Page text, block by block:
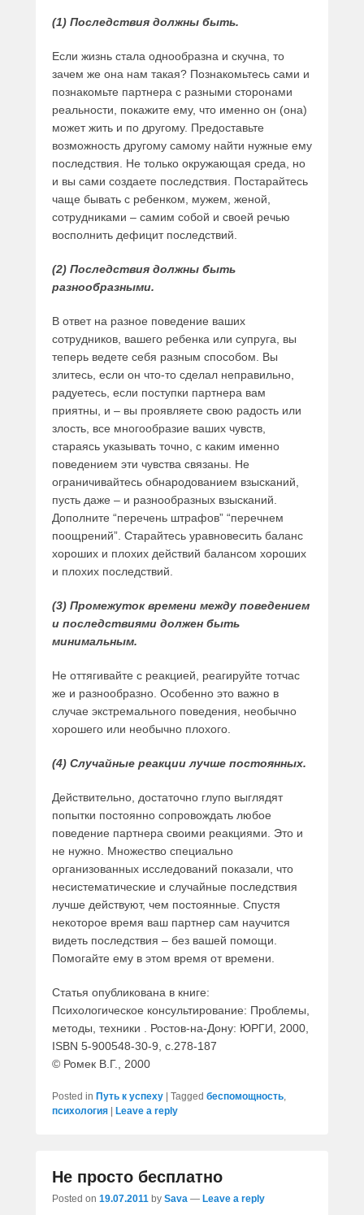
(1) Последствия должны быть.
Если жизнь стала однообразна и скучна, то
зачем же она нам такая? Познакомьтесь сами и
познакомьте партнера с разными сторонами
реальности, покажите ему, что именно он (она)
может жить и по другому. Предоставьте
возможность другому самому найти нужные ему
последствия. Не только окружающая среда, но
и вы сами создаете последствия. Постарайтесь
чаще бывать с ребенком, мужем, женой,
сотрудниками – самим собой и своей речью
восполнить дефицит последствий.
(2) Последствия должны быть
разнообразными.
В ответ на разное поведение ваших
сотрудников, вашего ребенка или супруга, вы
теперь ведете себя разным способом. Вы
злитесь, если он что-то сделал неправильно,
радуетесь, если поступки партнера вам
приятны, и – вы проявляете свою радость или
злость, все многообразие ваших чувств,
стараясь указывать точно, с каким именно
поведением эти чувства связаны. Не
ограничивайтесь обнародованием взысканий,
пусть даже – и разнообразных взысканий.
Дополните “перечень штрафов” “перечнем
поощрений”. Старайтесь уравновесить баланс
хороших и плохих действий балансом хороших
и плохих последствий.
(3) Промежуток времени между поведением
и последствиями должен быть
минимальным.
Не оттягивайте с реакцией, реагируйте тотчас
же и разнообразно. Особенно это важно в
случае экстремального поведения, необычно
хорошего или необычно плохого.
(4) Случайные реакции лучше постоянных.
Действительно, достаточно глупо выглядят
попытки постоянно сопровождать любое
поведение партнера своими реакциями. Это и
не нужно. Множество специально
организованных исследований показали, что
несистематические и случайные последствия
лучше действуют, чем постоянные. Спустя
некоторое время ваш партнер сам научится
видеть последствия – без вашей помощи.
Помогайте ему в этом время от времени.
Статья опубликована в книге:
Психологическое консультирование: Проблемы,
методы, техники . Ростов-на-Дону: ЮРГИ, 2000,
ISBN 5-900548-30-9, с.278-187
© Ромек В.Г., 2000
Posted in Путь к успеху Tagged беспомощность,
психология
Leave a reply
Не просто бесплатно
Posted on 19.07.2011 by Sava — Leave a reply